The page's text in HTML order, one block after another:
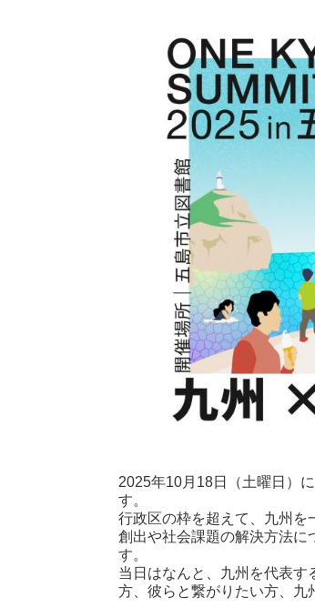
2025年10月18日（土曜日）
す。
行政区の枠を超えて、九州を
創出や社会課題の解決方法
す。
当日はなんと、九州を代表す
方、彼らと繋がりたい方、九